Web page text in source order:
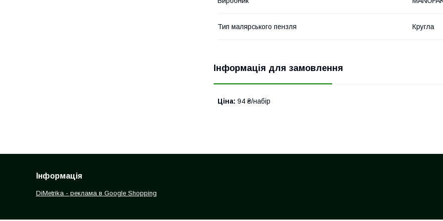
Тип малярського пензля Кругла
Інформація для замовлення
Ціна: 94 ₴/набір
Інформація
DiMetrika - реклама в Google Shopping